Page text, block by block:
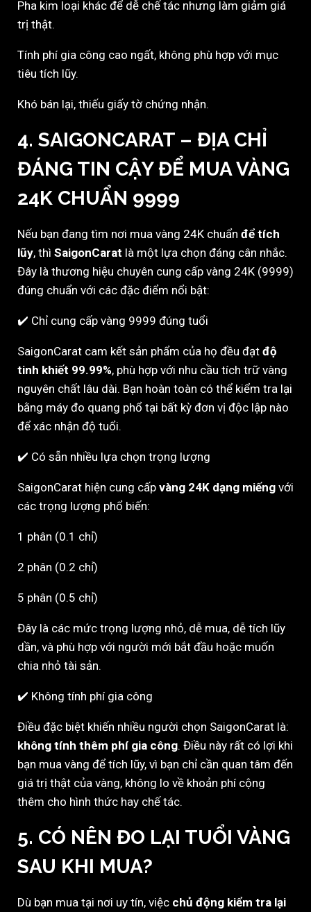
Pha kim loại khác để dễ chế tác nhưng làm giảm giá
trị thật.
Tính phí gia công cao ngất, không phù hợp với mục
tiêu tích lũy.
Khó bán lại, thiếu giấy tờ chứng nhận.
4. SAIGONCARAT – ĐỊA CHỈ
ĐÁNG TIN CẬY ĐỂ MUA VÀNG
24K CHUẨN 9999
Nếu bạn đang tìm nơi mua vàng 24K chuẩn để tích
lũy, thì SaigonCarat là một lựa chọn đáng cân nhắc.
Đây là thương hiệu chuyên cung cấp vàng 24K (9999)
đúng chuẩn với các đặc điểm nổi bật:
✔️ Chỉ cung cấp vàng 9999 đúng tuổi
SaigonCarat cam kết sản phẩm của họ đều đạt độ
tinh khiết 99.99%, phù hợp với nhu cầu tích trữ vàng
nguyên chất lâu dài. Bạn hoàn toàn có thể kiểm tra lại
bằng máy đo quang phổ tại bất kỳ đơn vị độc lập nào
để xác nhận độ tuổi.
✔️ Có sẵn nhiều lựa chọn trọng lượng
SaigonCarat hiện cung cấp vàng 24K dạng miếng với
các trọng lượng phổ biến:
1 phân (0.1 chỉ)
2 phân (0.2 chỉ)
5 phân (0.5 chỉ)
Đây là các mức trọng lượng nhỏ, dễ mua, dễ tích lũy
dần, và phù hợp với người mới bắt đầu hoặc muốn
chia nhỏ tài sản.
✔️ Không tính phí gia công
Điều đặc biệt khiến nhiều người chọn SaigonCarat là:
không tính thêm phí gia công. Điều này rất có lợi khi
bạn mua vàng để tích lũy, vì bạn chỉ cần quan tâm đến
giá trị thật của vàng, không lo về khoản phí cộng
thêm cho hình thức hay chế tác.
5. CÓ NÊN ĐO LẠI TUỔI VÀNG
SAU KHI MUA?
Dù bạn mua tại nơi uy tín, việc chủ động kiểm tra lại